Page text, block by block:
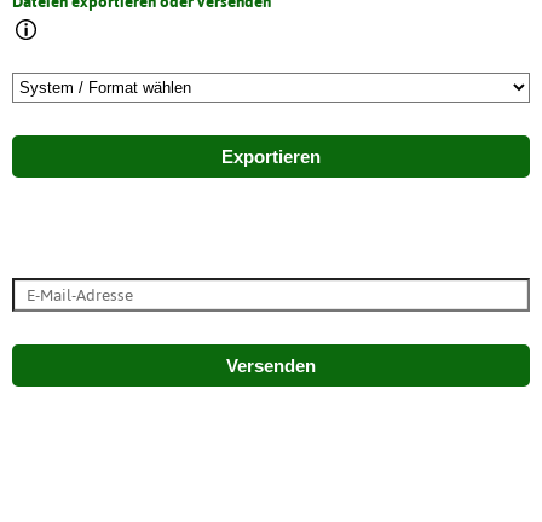
Exportieren
Versenden